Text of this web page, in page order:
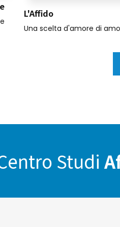
L'Affido
Una scelta d'amore di
Studi